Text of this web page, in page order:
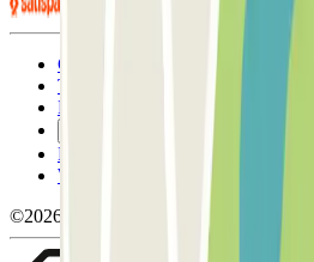
Condizioni contrattuali e di utilizzo
Termini di cancellazione
Politica sui cookies
Politica sulla privacy
Whistleblowing
©2026 Parclick. Tutti i diritti riservati